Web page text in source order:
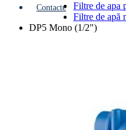
Contacte
Filtre de apa
Filtre de apă
DP5 Mono (1/2")